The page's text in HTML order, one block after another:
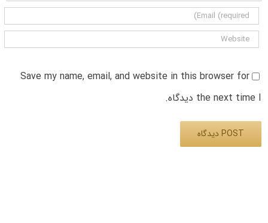
Save my name, email, and website in this browser for
the next time I دیدگاه.